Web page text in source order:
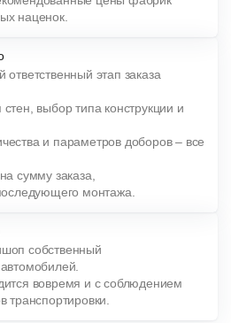
наценок.
этап заказа
выбор типа конструкции и
и параметров доборов – все
сумму заказа,
монтажа.
собственный
вовремя и с соблюдением
транспортировки.